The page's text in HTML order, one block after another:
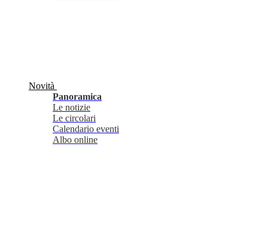
Novità
Panoramica
Le notizie
Le circolari
Calendario eventi
Albo online